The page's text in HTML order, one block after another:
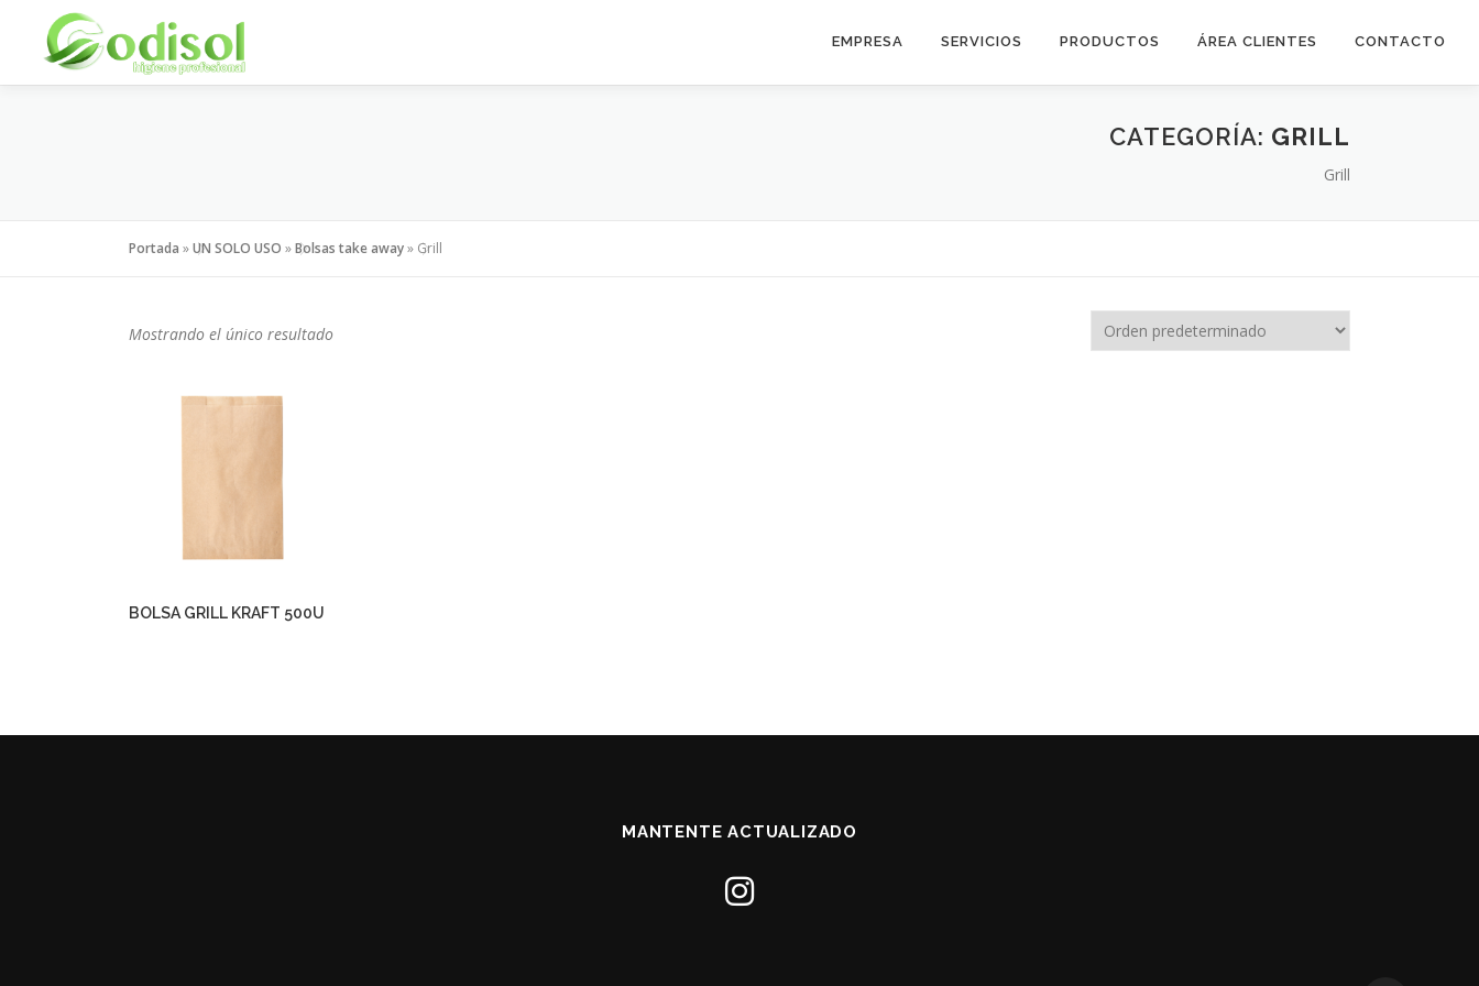
contenido
EMPRESA SERVICIOS PRODUCTOS ÁREA CLIENTES CONTACTO
CATEGORÍA: GRILL
Grill
Portada »UN SOLO USO »Bolsas take away» Grill
Mostrando el único resultado
BOLSA GRILL KRAFT 500U
MANTENTE ACTUALIZADO